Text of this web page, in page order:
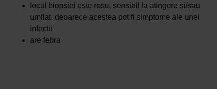
locul biopsiei este rosu, sensibil la atingere si/sau
umflat, deoarece acestea pot fi simptome ale unei
infectii
are febra